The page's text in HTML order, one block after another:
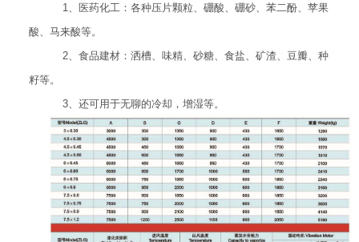
1、医药化工：各种压片颗粒、硼酸、硼砂、苯二酚、苹果
酸、马来酸等。
2、食品建材：洒槽、味精、砂糖、食盐、矿渣、豆瓣、种
籽等。
3、还可用于无聊的冷却，增湿等。